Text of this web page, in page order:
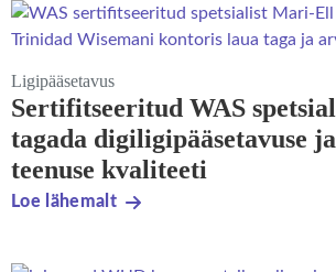
Ligipääsetavus
Sertifitseeritud WAS
tagada digiligipääsetavuse
teenuse kvaliteeti
Loe lähemalt